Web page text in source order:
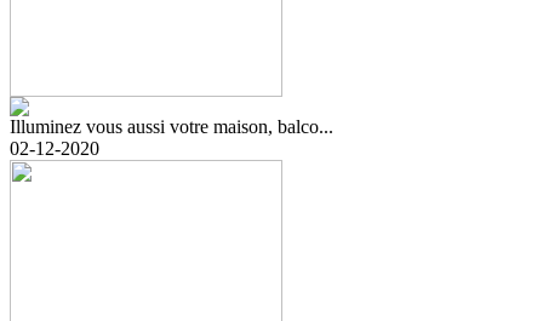
Illuminez vous aussi votre maison, balco...
02-12-2020